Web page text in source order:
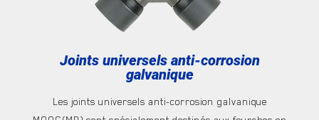
Joints universels anti-corrosion
galvanique
Les joints universels anti-corrosion galvanique